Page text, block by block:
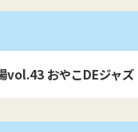
vol.43 おやこDEジャズ